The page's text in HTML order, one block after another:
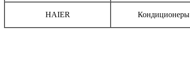
HAIER Кондиционеры